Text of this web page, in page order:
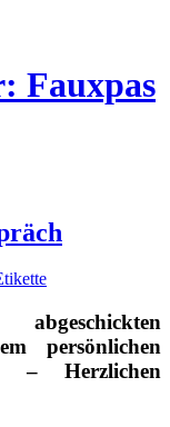
Fauxpas
persönlichen
– Herzlichen